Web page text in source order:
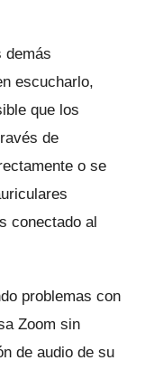
demás
escucharlo,
que los
de
o se
conectado al
problemas con
Zoom sin
de audio de su